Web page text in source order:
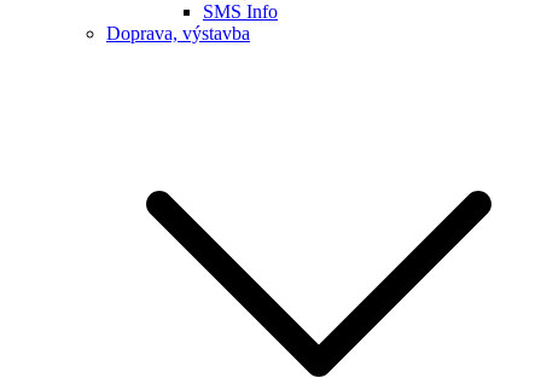
SMS Info
Doprava, výstavba